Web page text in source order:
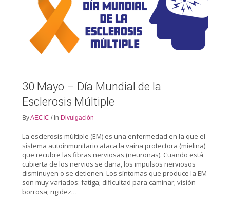
30 Mayo – Día Mundial de la
Esclerosis Múltiple
ByAECIC / In Divulgación
La esclerosis múltiple (EM) es una enfermedad en la que el
sistema autoinmunitario ataca la vaina protectora (mielina)
que recubre las fibras nerviosas (neuronas). Cuando está
cubierta de los nervios se daña, los impulsos nerviosos
disminuyen o se detienen. Los síntomas que produce la EM
son muy variados: fatiga; dificultad para caminar; visión
borrosa; rigidez…